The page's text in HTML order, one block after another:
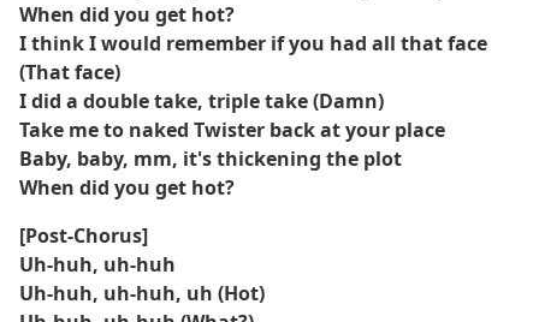
When did you get hot?
I think I would remember if you had all that face
(That face)
I did a double take, triple take (Damn)
Take me to naked Twister back at your place
Baby, baby, mm, it's thickening the plot
When did you get hot?
[Post-Chorus]
Uh-huh, uh-huh
Uh-huh, uh-huh, uh (Hot)